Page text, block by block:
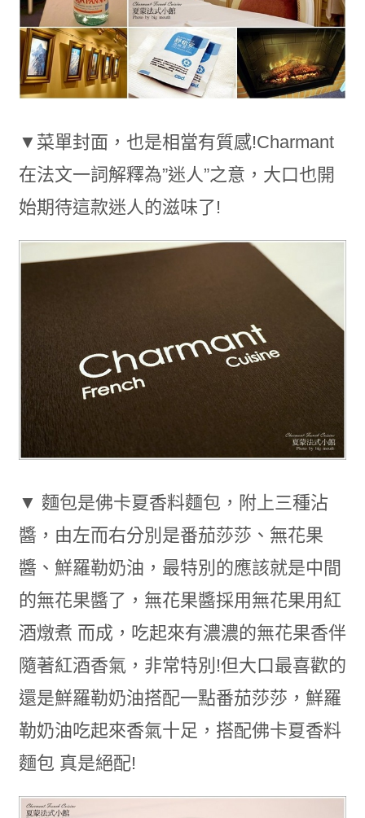
▼菜單封面，也是相當有質感!Charmant
在法文一詞解釋為”迷人”之意，大口也開
始期待這款迷人的滋味了!
▼ 麵包是佛卡夏香料麵包，附上三種沾
醬，由左而右分別是番茄莎莎、無花果
醬、鮮羅勒奶油，最特別的應該就是中間
的無花果醬了，無花果醬採用無花果用紅
酒燉煮 而成，吃起來有濃濃的無花果香伴
隨著紅酒香氣，非常特別!但大口最喜歡的
還是鮮羅勒奶油搭配一點番茄莎莎，鮮羅
勒奶油吃起來香氣十足，搭配佛卡夏香料
麵包 真是絕配!